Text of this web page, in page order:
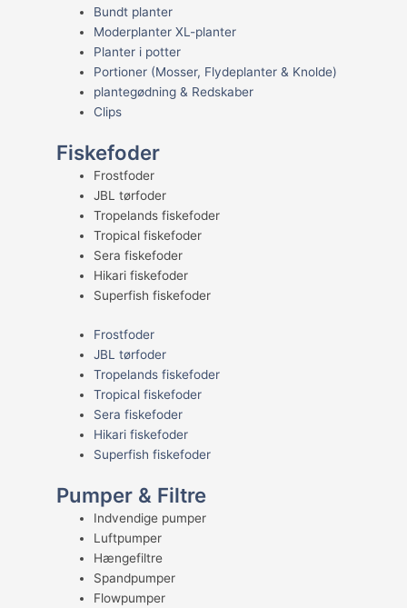
Bundt planter
Moderplanter XL-planter
Planter i potter
Portioner (Mosser, Flydeplanter & Knolde)
plantegødning & Redskaber
Clips
Fiskefoder
Frostfoder
JBL tørfoder
Tropelands fiskefoder
Tropical fiskefoder
Sera fiskefoder
Hikari fiskefoder
Superfish fiskefoder
Frostfoder
JBL tørfoder
Tropelands fiskefoder
Tropical fiskefoder
Sera fiskefoder
Hikari fiskefoder
Superfish fiskefoder
Pumper & Filtre
Indvendige pumper
Luftpumper
Hængefiltre
Spandpumper
Flowpumper